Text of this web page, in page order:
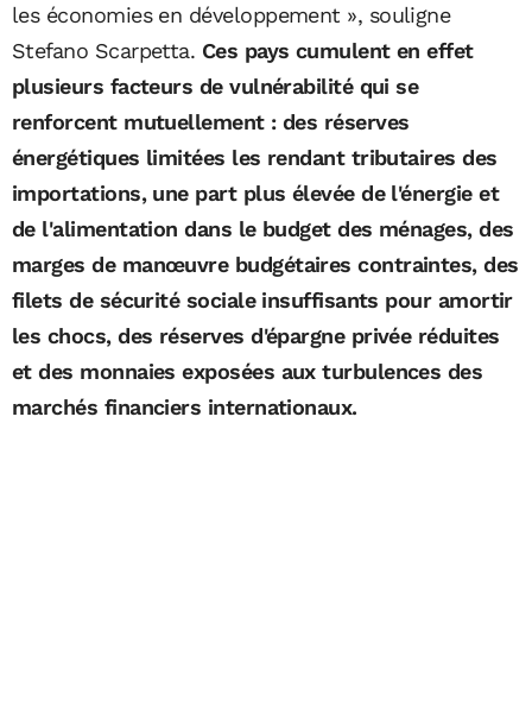
les économies en développement », souligne
Stefano Scarpetta. Ces pays cumulent en effet
plusieurs facteurs de vulnérabilité qui se
renforcent mutuellement : des réserves
énergétiques limitées les rendant tributaires des
importations, une part plus élevée de l'énergie et
de l'alimentation dans le budget des ménages, des
marges de manœuvre budgétaires contraintes, des
filets de sécurité sociale insuffisants pour amortir
les chocs, des réserves d'épargne privée réduites
et des monnaies exposées aux turbulences des
marchés financiers internationaux.